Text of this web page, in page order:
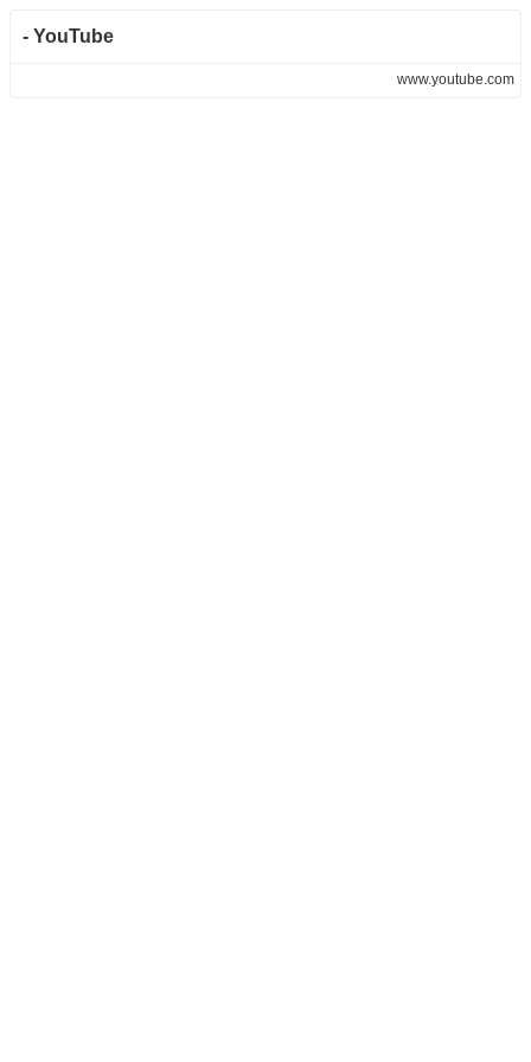
- YouTube
www.youtube.com